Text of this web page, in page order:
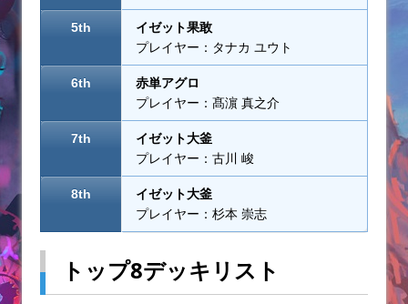
5th
イゼット果敢
プレイヤー：タナカ ユウト
6th
赤単アグロ
プレイヤー：髙濵 真之介
7th
イゼット大釜
プレイヤー：古川 峻
8th
イゼット大釜
プレイヤー：杉本 崇志
トップ8デッキリスト